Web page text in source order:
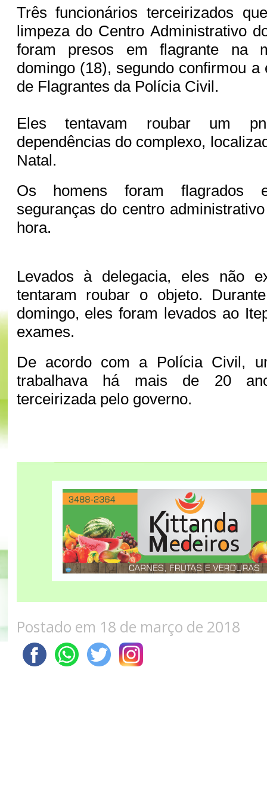
Três funcionários terceirizados
limpeza do Centro Administrativo
foram presos em flagrante na
domingo (18), segundo confirmou a
de Flagrantes da Polícia Civil.
Eles tentavam roubar um
dependências do complexo,
Natal.
Os homens foram flagrados
seguranças do centro
hora.
Levados à delegacia, eles não
tentaram roubar o objeto.
domingo, eles foram levados ao
exames.
De acordo com a Polícia Civil,
trabalhava há mais de 20
terceirizada pelo governo.
Postado em 18 de março de 2018